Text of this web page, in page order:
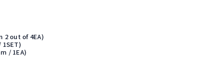
2 out of 4EA)
1SET)
/ 1EA)